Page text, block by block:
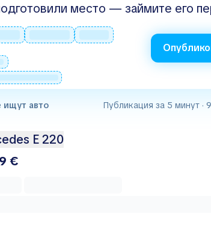
место — займите его
ищут авто Публикация за 5 минут ·
E 220
€